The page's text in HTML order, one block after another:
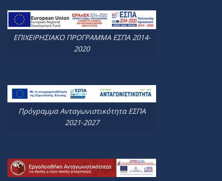
ΕΠΙΧΕΙΡΗΣΙΑΚΟ ΠΡΟΓΡΑΜΜΑ ΕΣΠΑ 2014-
2020
Πρόγραμμα Ανταγωνιστικότητα ΕΣΠΑ
2021-2027